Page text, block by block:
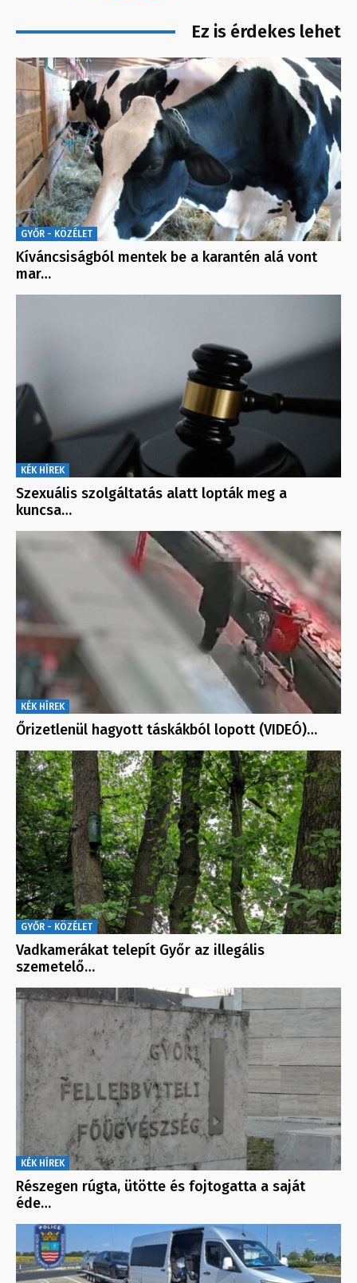
Ez is érdekes lehet
GYŐR - KÖZÉLET
Kíváncsiságból mentek be a karantén alá vont
mar…
KÉK HÍREK
Szexuális szolgáltatás alatt lopták meg a
kuncsa…
KÉK HÍREK
Őrizetlenül hagyott táskákból lopott (VIDEÓ)…
GYŐR - KÖZÉLET
Vadkamerákat telepít Győr az illegális
szemetelő…
KÉK HÍREK
Részegen rúgta, ütötte és fojtogatta a saját
éde…